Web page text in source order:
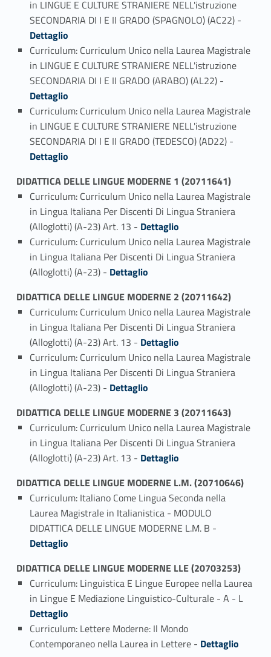
in LINGUE E CULTURE STRANIERE NELL'istruzione
SECONDARIA DI I E II GRADO (SPAGNOLO) (AC22) -
Dettaglio
Curriculum: Curriculum Unico nella Laurea Magistrale
in LINGUE E CULTURE STRANIERE NELL'istruzione
SECONDARIA DI I E II GRADO (ARABO) (AL22) -
Dettaglio
Curriculum: Curriculum Unico nella Laurea Magistrale
in LINGUE E CULTURE STRANIERE NELL'istruzione
SECONDARIA DI I E II GRADO (TEDESCO) (AD22) -
Dettaglio
DIDATTICA DELLE LINGUE MODERNE 1 (20711641)
Curriculum: Curriculum Unico nella Laurea Magistrale
in Lingua Italiana Per Discenti Di Lingua Straniera
(Alloglotti) (A-23) Art. 13 - Link identifier #identifier_person_83973-1
Dettaglio
Curriculum: Curriculum Unico nella Laurea Magistrale
in Lingua Italiana Per Discenti Di Lingua Straniera
(Alloglotti) (A-23) - Link identifier #identifier_person_90877-2
Dettaglio
DIDATTICA DELLE LINGUE MODERNE 2 (20711642)
Curriculum: Curriculum Unico nella Laurea Magistrale
in Lingua Italiana Per Discenti Di Lingua Straniera
(Alloglotti) (A-23) Art. 13 - Link identifier #identifier_person_50922-1
Dettaglio
Curriculum: Curriculum Unico nella Laurea Magistrale
in Lingua Italiana Per Discenti Di Lingua Straniera
(Alloglotti) (A-23) - Link identifier #identifier_person_81994-2
Dettaglio
DIDATTICA DELLE LINGUE MODERNE 3 (20711643)
Curriculum: Curriculum Unico nella Laurea Magistrale
in Lingua Italiana Per Discenti Di Lingua Straniera
(Alloglotti) (A-23) Art. 13 - Link identifier #identifier_person_119449-1
Dettaglio
DIDATTICA DELLE LINGUE MODERNE L.M. (20710646)
Curriculum: Italiano Come Lingua Seconda nella
Laurea Magistrale in Italianistica - MODULO
DIDATTICA DELLE LINGUE MODERNE L.M. B -
Dettaglio
DIDATTICA DELLE LINGUE MODERNE LLE (20703253)
Curriculum: Linguistica E Lingue Europee nella Laurea
in Lingue E Mediazione Linguistico-Culturale - A - L
Dettaglio
Curriculum: Lettere Moderne: Il Mondo
Contemporaneo nella Laurea in Lettere - Link identifier #identifier_person_88004-2
Dettaglio